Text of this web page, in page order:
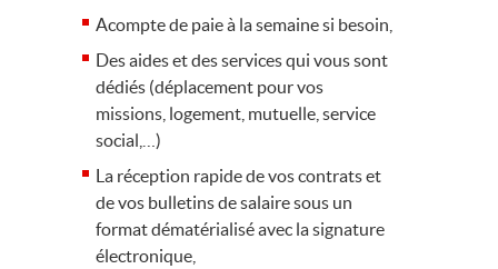
Acompte de paie à la semaine si besoin,
Des aides et des services qui vous sont
dédiés (déplacement pour vos
missions, logement, mutuelle, service
social,…)
La réception rapide de vos contrats et
de vos bulletins de salaire sous un
format dématérialisé avec la signature
électronique,